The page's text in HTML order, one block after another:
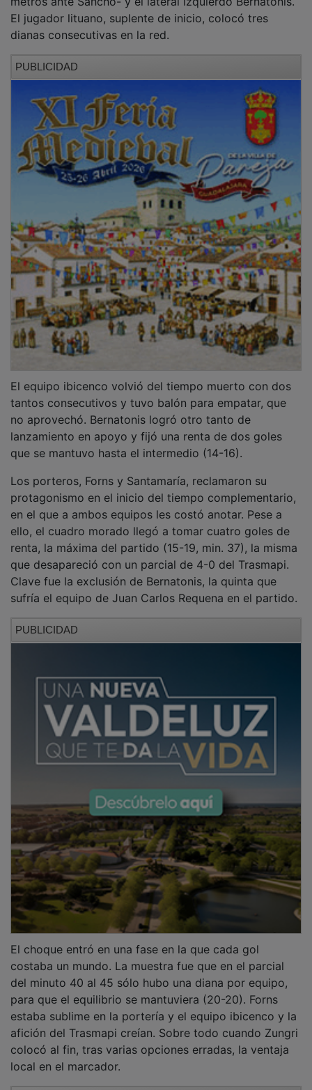
El jugador lituano, suplente de inicio, colocó tres
dianas consecutivas en la red.
tantos consecutivos y tuvo balón para empatar, que
no aprovechó. Bernatonis logró otro tanto de
lanzamiento en apoyo y fijó una renta de dos goles
que se mantuvo hasta el intermedio (14-16).
protagonismo en el inicio del tiempo complementario,
en el que a ambos equipos les costó anotar. Pese a
ello, el cuadro morado llegó a tomar cuatro goles de
renta, la máxima del partido (15-19, min. 37), la misma
que desapareció con un parcial de 4-0 del Trasmapi.
Clave fue la exclusión de Bernatonis, la quinta que
sufría el equipo de Juan Carlos Requena en el partido.
costaba un mundo. La muestra fue que en el parcial
del minuto 40 al 45 sólo hubo una diana por equipo,
para que el equilibrio se mantuviera (20-20). Forns
estaba sublime en la portería y el equipo ibicenco y la
afición del Trasmapi creían. Sobre todo cuando Zungri
colocó al fin, tras varias opciones erradas, la ventaja
local en el marcador.